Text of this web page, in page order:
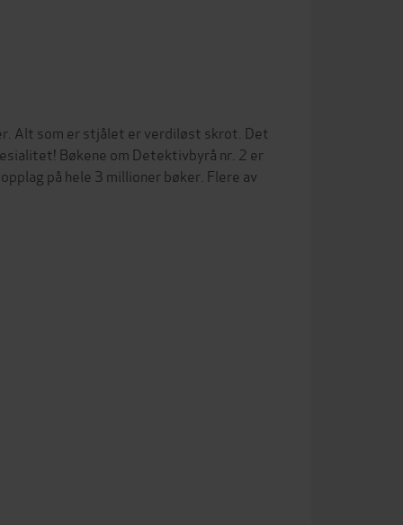
Alt som er stjålet er verdiløst skrot. Det
Bøkene om Detektivbyrå nr. 2 er
på hele 3 millioner bøker. Flere av